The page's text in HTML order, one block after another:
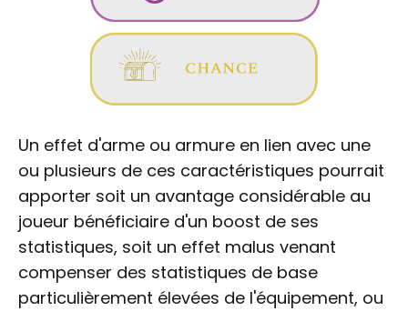
Un effet d'arme ou armure en lien avec une
ou plusieurs de ces caractéristiques pourrait
apporter soit un avantage considérable au
joueur bénéficiaire d'un boost de ses
statistiques, soit un effet malus venant
compenser des statistiques de base
particulièrement élevées de l'équipement, ou